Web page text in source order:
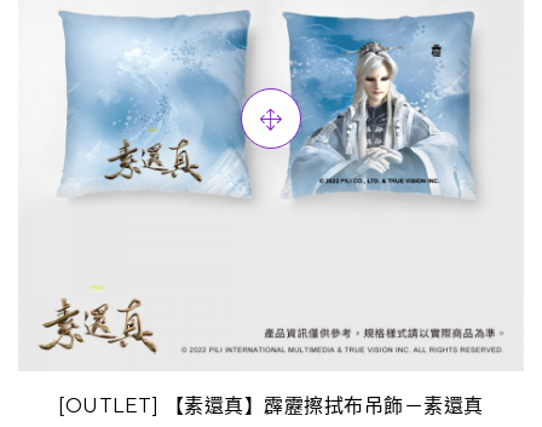
[OUTLET] 【素還真】霹靂擦拭布吊飾－素還真